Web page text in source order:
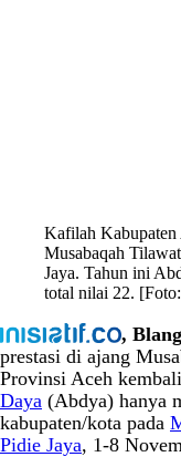
Kafilah Kabupaten
Musabaqah
Jaya. Tahun ini
total nilai 22.
,
prestasi di ajang
Provinsi Aceh
Daya (Abdya) hanya
kabupaten/kota pada
Pidie Jaya, 1-8